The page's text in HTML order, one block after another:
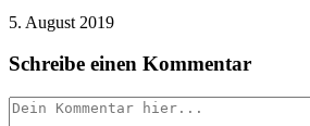
5. August 2019
Schreibe einen Kommentar